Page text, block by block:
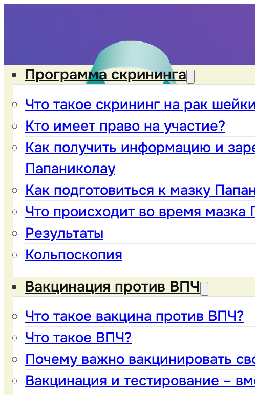
Программа скрининга
Что такое скрининг на рак
Кто имеет право на участие?
Как получить информацию и
Папаниколау
Как подготовиться к мазку
Что происходит во время мазка
Результаты
Кольпоскопия
Вакцинация против ВПЧ
Что такое вакцина против ВПЧ?
Что такое ВПЧ?
Почему важно вакцинировать
Вакцинация и тестирование –